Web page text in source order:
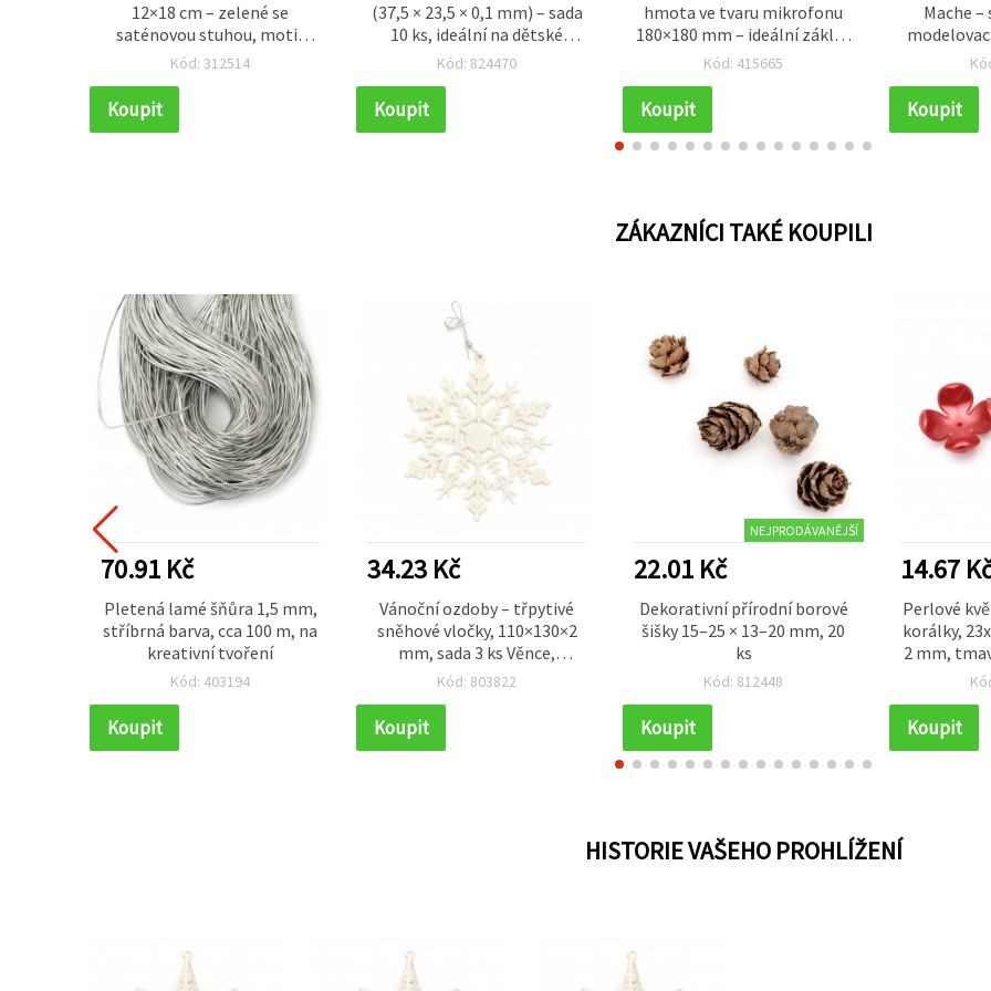
12×18 cm – zelené se
saténovou stuhou, motiv
Santa Claus a sobi, balení
Kód: 312514
Koupit
(37,5 × 23,5 × 0,1 mm) – sada
10 ks, ideální na dětské
tvoření, školní projekty a
Kód: 824470
Koupit
hmota ve tvaru mikrofonu
180×180 mm – ideální základ
pro čerstvé kytice a kreativní
Kód: 415665
Koupit
Mache
růžová,
projekty
Koupit
ZÁKAZNÍCI TAKÉ KOUPILI
70.91 Kč
Pletená lamé šňůra 1,5 mm,
stříbrná barva, cca 100 m, na
kreativní tvoření
Kód: 403194
Koupit
34.23 Kč
Vánoční ozdoby – třpytivé
sněhové vločky, 110×130×2
mm, sada 3 ks Věnce,
girlandy, dárky a DIY sváteční
Kód: 803822
Koupit
NEJPRODÁVANĚJŠÍ
22.01 Kč
Dekorativní přírodní borové
šišky 15–25 × 13–20 mm, 20
ks
Kód: 812448
Koupit
14.67
Perlové
korálky,
2 mm,
Koupit
HISTORIE VAŠEHO PROHLÍŽENÍ